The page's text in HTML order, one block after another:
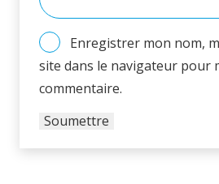
Enregistrer mon nom,
site dans le navigateur pour
commentaire.